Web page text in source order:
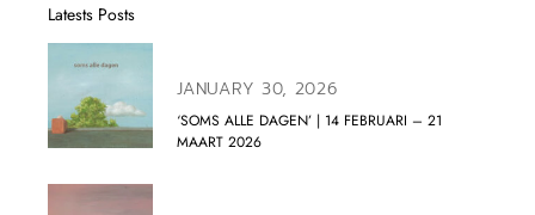
Latests Posts
JANUARY 30, 2026
‘SOMS ALLE DAGEN’ | 14 FEBRUARI – 21
MAART 2026